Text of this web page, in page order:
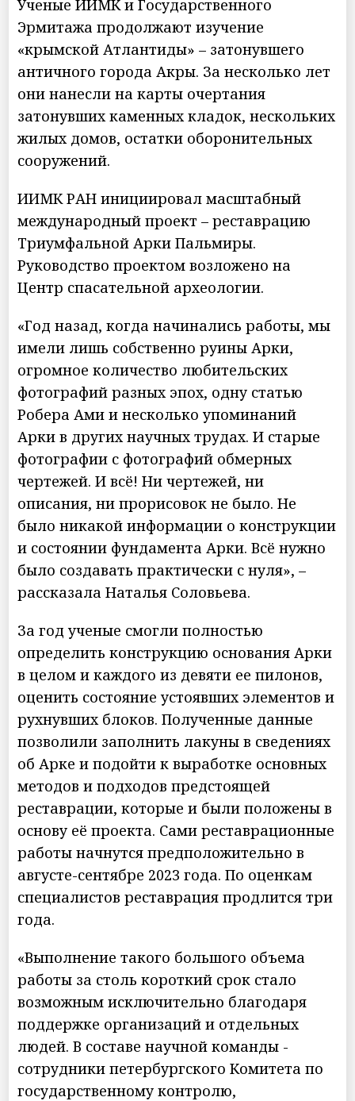
Ученые ИИМК и Государственного
Эрмитажа продолжают изучение
«крымской Атлантиды» – затонувшего
античного города Акры. За несколько лет
они нанесли на карты очертания
затонувших каменных кладок, нескольких
жилых домов, остатки оборонительных
сооружений.
ИИМК РАН инициировал масштабный
международный проект – реставрацию
Триумфальной Арки Пальмиры.
Руководство проектом возложено на
Центр спасательной археологии.
«Год назад, когда начинались работы, мы
имели лишь собственно руины Арки,
огромное количество любительских
фотографий разных эпох, одну статью
Робера Ами и несколько упоминаний
Арки в других научных трудах. И старые
фотографии с фотографий обмерных
чертежей. И всё! Ни чертежей, ни
описания, ни прорисовок не было. Не
было никакой информации о конструкции
и состоянии фундамента Арки. Всё нужно
было создавать практически с нуля», –
рассказала Наталья Соловьева.
За год ученые смогли полностью
определить конструкцию основания Арки
в целом и каждого из девяти ее пилонов,
оценить состояние устоявших элементов и
рухнувших блоков. Полученные данные
позволили заполнить лакуны в сведениях
об Арке и подойти к выработке основных
методов и подходов предстоящей
реставрации, которые и были положены в
основу её проекта. Сами реставрационные
работы начнутся предположительно в
августе-сентябре 2023 года. По оценкам
специалистов реставрация продлится три
года.
«Выполнение такого большого объема
работы за столь короткий срок стало
возможным исключительно благодаря
поддержке организаций и отдельных
людей. В составе научной команды -
сотрудники петербургского Комитета по
государственному контролю,